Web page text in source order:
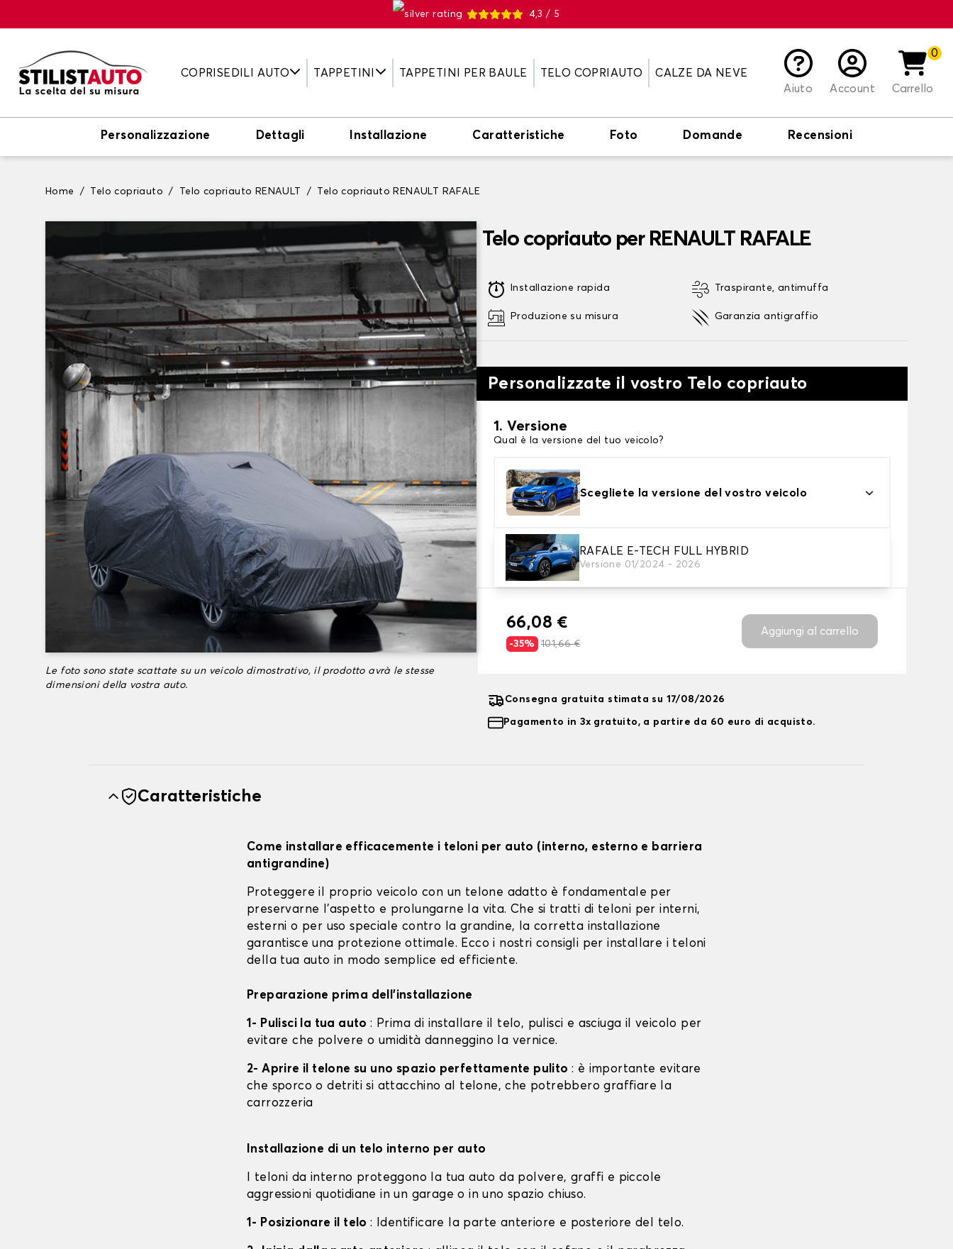
4,3 / 5
COPRISEDILI AUTO TAPPETINI TAPPETINI PER BAULE TELO COPRIAUTO
CALZE DA NEVE
Aiuto
Account
0
Carrello
Personalizzazione Dettagli Installazione Caratteristiche Foto Domande Recensioni
Home Telo copriauto Telo copriauto RENAULT Telo copriauto RENAULT RAFALE
Le foto sono state scattate su un veicolo dimostrativo, il prodotto avrà le stesse
dimensioni della vostra auto.
Telo copriauto per RENAULT RAFALE
Installazione rapida
Produzione su misura
Traspirante, antimuffa
Garanzia antigraffio
Personalizzate il vostro Telo copriauto
1. Versione
Qual è la versione del tuo veicolo?
Scegliete la versione del vostro veicolo
RAFALE E-TECH FULL HYBRID
Versione 01/2024 - 2026
2. Livello di protezione
Scegli il telo protettivo adatto alle tue esigenze
66,08 €
-35% 101,66 €
Aggiungi al carrello
Consegna gratuita stimata su 17/08/2026
Pagamento in 3x gratuito, a partire da 60 euro di acquisto.
Caratteristiche
Come installare efficacemente i teloni per auto (interno, esterno e barriera
antigrandine)
Proteggere il proprio veicolo con un telone adatto è fondamentale per
preservarne l'aspetto e prolungarne la vita. Che si tratti di teloni per interni,
esterni o per uso speciale contro la grandine, la corretta installazione
garantisce una protezione ottimale. Ecco i nostri consigli per installare i teloni
della tua auto in modo semplice ed efficiente.
Preparazione prima dell'installazione
1- Pulisci la tua auto: Prima di installare il telo, pulisci e asciuga il veicolo per
evitare che polvere o umidità danneggino la vernice.
2- Aprire il telone su uno spazio perfettamente pulito : è importante evitare
che sporco o detriti si attacchino al telone, che potrebbero graffiare la
carrozzeria
Installazione di un telo interno per auto
I teloni da interno proteggono la tua auto da polvere, graffi e piccole
aggressioni quotidiane in un garage o in uno spazio chiuso.
1- Posizionare il telo: Identificare la parte anteriore e posteriore del telo.